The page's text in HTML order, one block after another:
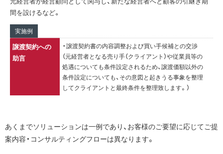
間を設けるなど。
実施例
譲渡契約への
助言
・譲渡契約書の内容調整および買い手候補との交渉
（元経営者となる売り手（クライアント）や従業員等の
処遇についても条件設定されるため、譲渡価額以外の
条件設定についても、その意図と起きうる事象を整理
してクライアントと最終条件を整理致します。）
あくまでソリューションは一例であり、お客様のご要望に応じてご提
案内容・コンサルティングフローは異なります。